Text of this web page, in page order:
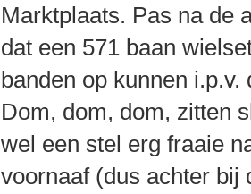
Marktplaats. Pas na de
dat een 571 baan
banden op kunnen
Dom, dom, dom, zitten
wel een stel erg fraaie
voornaaf (dus achter bij